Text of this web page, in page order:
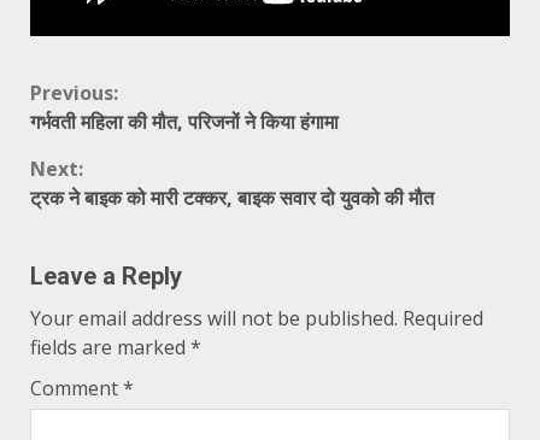
Continue
Previous:
गर्भवती महिला की मौत, परिजनों ने किया हंगामा
Next:
ट्रक ने बाइक को मारी टक्कर, बाइक सवार दो युवको की मौत
Leave a Reply
Your email address will not be published. Required
fields are marked *
Comment*